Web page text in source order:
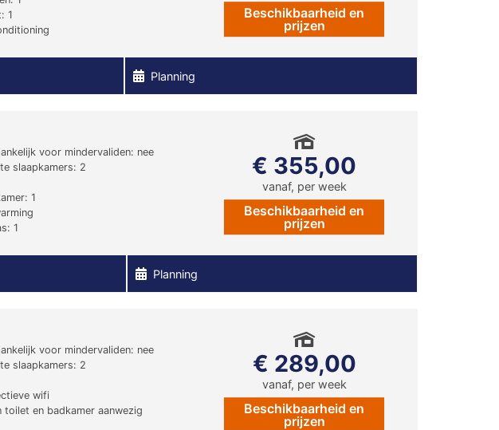
1
Beschikbaarheid en
prijzen
Planning
voor mindervaliden: nee
slaapkamers: 2
1
1
€ 355,00
vanaf, per week
Beschikbaarheid en
prijzen
Planning
voor mindervaliden: nee
slaapkamers: 2
wifi
toilet en badkamer aanwezig
€ 289,00
vanaf, per week
Beschikbaarheid en
prijzen